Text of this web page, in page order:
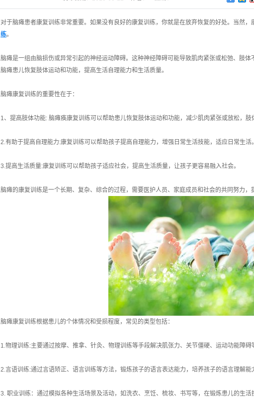
对于脑瘫患者康复训练非常重要。如果没有良好的康复训练，你就是在放弃恢复的好处。当然
练。
脑瘫是一组由脑损伤或异常引起的神经运动障碍。这种神经障碍可能导致肌肉紧张或松弛、肢
脑瘫患儿恢复肢体运动和功能，提高生活自理能力和生活质量。
脑瘫康复训练的重要性在于：
1、提高肢体功能: 脑瘫痪康复训练可以帮助患儿恢复肢体运动和功能，减少肌肉紧张或放松，肢
2.有助于提高自理能力:康复训练可以帮助孩子提高自理能力，增强日常生活技能，适应日常生活。
3.提高生活质量:康复训练可以帮助孩子适应社会，提高生活质量，让孩子更容易融入社会。
脑瘫的康复训练是一个长期、复杂、综合的过程，需要医护人员、家庭成员和社会的共同努力，
脑瘫康复训练根据患儿的个体情况和受损程度，常见的类型包括：
1.物理训练:主要通过按摩、推拿、针灸、物理训练等手段解决肌张力、关节僵硬、运动功能障碍
2.言语训练:通过言语矫正、语言训练等方法，锻炼孩子的语言表达能力，培养孩子的语言理解能
3. 职业训练：通过模拟各种生活场景及活动，如洗衣、烹饪、梳妆、书写等，在锻炼患儿的生活